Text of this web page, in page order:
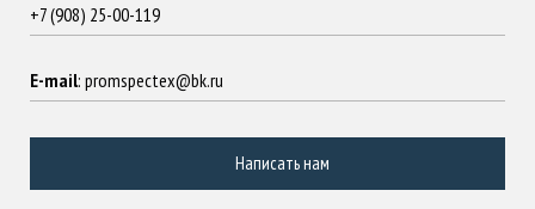
+7 (908) 25-00-119
E-mail: promspectex@bk.ru
Написать нам